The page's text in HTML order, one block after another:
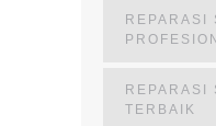
REPARASI
REPARASI
TERBAIK